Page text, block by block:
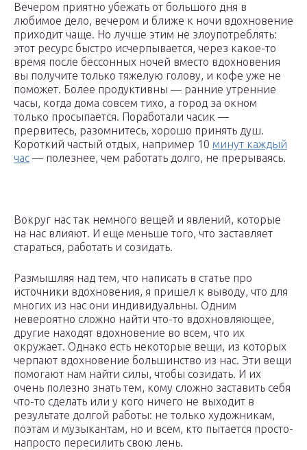
Вечером приятно убежать от большого дня в
любимое дело, вечером и ближе к ночи вдохновение
приходит чаще. Но лучше этим не злоупотреблять:
этот ресурс быстро исчерпывается, через какое-то
время после бессонных ночей вместо вдохновения
вы получите только тяжелую голову, и кофе уже не
поможет. Более продуктивны — ранние утренние
часы, когда дома совсем тихо, а город за окном
только просыпается. Поработали часик —
прервитесь, разомнитесь, хорошо принять душ.
Короткий частый отдых, например 10 минут каждый
час — полезнее, чем работать долго, не прерываясь.
Вокруг нас так немного вещей и явлений, которые
на нас влияют. И еще меньше того, что заставляет
стараться, работать и созидать.
Размышляя над тем, что написать в статье про
источники вдохновения, я пришел к выводу, что для
многих из нас они индивидуальны. Одним
невероятно сложно найти что-то вдохновляющее,
другие находят вдохновение во всем, что их
окружает. Однако есть некоторые вещи, из которых
черпают вдохновение большинство из нас. Эти вещи
помогают нам найти силы, чтобы созидать. И их
очень полезно знать тем, кому сложно заставить себя
что-то сделать или у кого ничего не выходит в
результате долгой работы: не только художникам,
поэтам и музыкантам, но и всем, кто пытается просто-
напросто пересилить свою лень.